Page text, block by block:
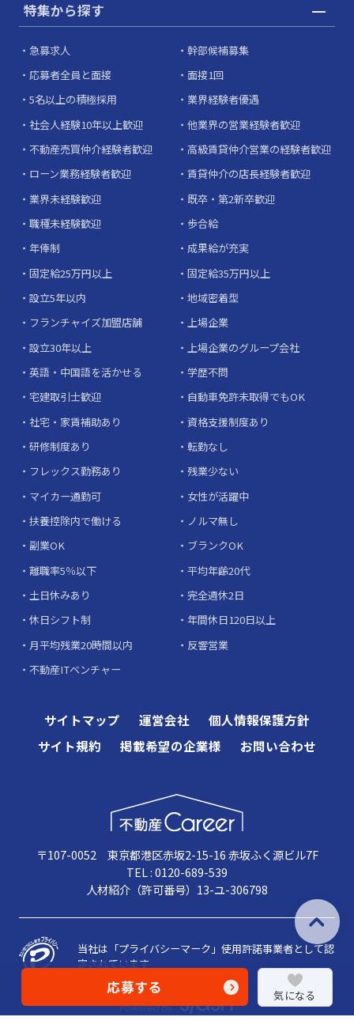
応募する 気になる
特集から探す
急募求人
幹部候補募集
応募者全員と面接
面接1回
5名以上の積極採用
業界経験者優遇
社会人経験10年以上歓迎
他業界の営業経験者歓迎
不動産売買仲介経験者歓迎
高級賃貸仲介営業の経験者歓迎
ローン業務経験者歓迎
賃貸仲介の店長経験者歓迎
業界未経験歓迎
既卒・第2新卒歓迎
職種未経験歓迎
歩合給
年俸制
成果給が充実
固定給25万円以上
固定給35万円以上
設立5年以内
地域密着型
フランチャイズ加盟店舗
上場企業
設立30年以上
上場企業のグループ会社
英語・中国語を活かせる
学歴不問
宅建取引士歓迎
自動車免許未取得でもOK
社宅・家賃補助あり
資格支援制度あり
研修制度あり
転勤なし
フレックス勤務あり
残業少ない
マイカー通勤可
女性が活躍中
扶養控除内で働ける
ノルマ無し
副業OK
ブランクOK
離職率5％以下
平均年齢20代
土日休みあり
完全週休2日
休日シフト制
年間休日120日以上
月平均残業20時間以内
反響営業
不動産ITベンチャー
サイトマップ 運営会社
個人情報保護方針
サイト規約
掲載希望の企業様 お問い合わせ
〒107-0052 東京都港区赤坂2-15-16 赤坂ふく源ビル7F
TEL : 0120-689-539
人材紹介（許可番号）13-ユ-306798
当社は「プライバシーマーク」使用許諾事業者として認
定されています